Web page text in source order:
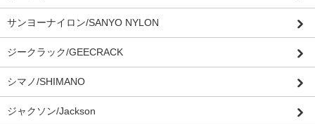
サンヨーナイロン/SANYO NYLON
ジークラック/GEECRACK
シマノ/SHIMANO
ジャクソン/Jackson